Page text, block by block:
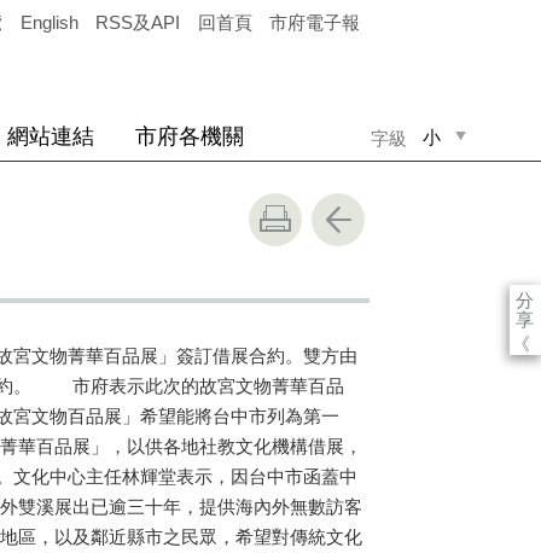
English RSS及API 回首頁 市府電子報
字級 小
網站連結 市府各機關
分
享
《
宮文物菁華百品展」簽訂借展合約。雙方由
約。 市府表示此次的故宮文物菁華百品
宮文物百品展」希望能將台中市列為第一
華百品展」，以供各地社教文化機構借展，
文化中心主任林輝堂表示，因台中市函蓋中
雙溪展出已逾三十年，提供海內外無數訪客
區，以及鄰近縣市之民眾，希望對傳統文化